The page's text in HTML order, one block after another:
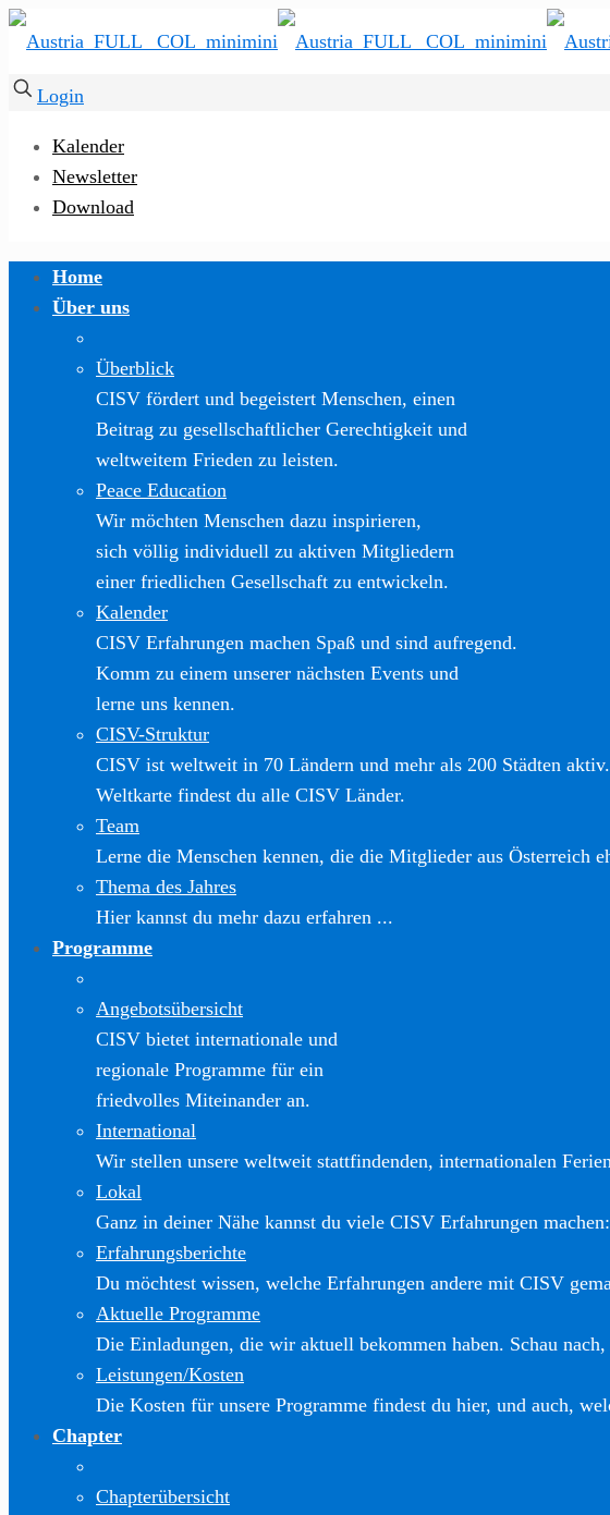
Login
Kalender
Newsletter
Download
Home
Über uns
Überblick
CISV fördert und begeistert Menschen, einen
Beitrag zu gesellschaftlicher Gerechtigkeit und
weltweitem Frieden zu leisten.
Peace Education
Wir möchten Menschen dazu inspirieren,
sich völlig individuell zu aktiven Mitgliedern
einer friedlichen Gesellschaft zu entwickeln.
Kalender
CISV Erfahrungen machen Spaß und sind aufregend.
Komm zu einem unserer nächsten Events und
lerne uns kennen.
CISV-Struktur
CISV ist weltweit in 70 Ländern und mehr als 200 Städten
Weltkarte findest du alle CISV Länder.
Team
Lerne die Menschen kennen, die die Mitglieder aus Österreich
Thema des Jahres
Hier kannst du mehr dazu erfahren ...
Programme
Angebotsübersicht
CISV bietet internationale und
regionale Programme für ein
friedvolles Miteinander an.
International
Wir stellen unsere weltweit stattfindenden, internationalen
Lokal
Ganz in deiner Nähe kannst du viele CISV Erfahrungen
Erfahrungsberichte
Du möchtest wissen, welche Erfahrungen andere mit CISV
Aktuelle Programme
Die Einladungen, die wir aktuell bekommen haben. Schau
Leistungen/Kosten
Die Kosten für unsere Programme findest du hier, und auch,
Chapter
Chapterübersicht